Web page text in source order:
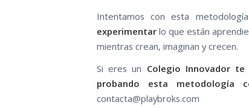
Intentamos con esta metodología
experimentar lo que están
mientras crean, imaginan y crecen.
Si eres un Colegio Innovador
probando esta metodología
contacta@playbroks.com